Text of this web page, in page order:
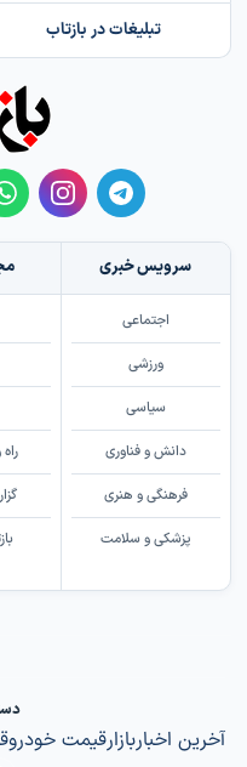
تبلیغات در بازتاب
سرویس خبری
اجتماعی
ورزشی
سیاسی
دانش و فناوری
فرهنگی و هنری
پزشکی و سلامت
آخرین اخباربازارقیمت خودرو